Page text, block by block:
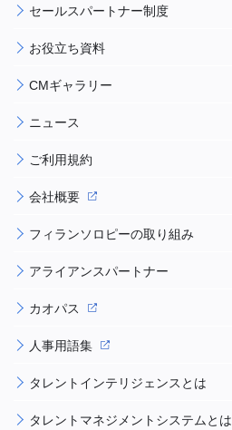
セールスパートナー制度
お役立ち資料
CMギャラリー
ニュース
ご利用規約
会社概要
フィランソロピーの取り組み
アライアンスパートナー
カオパス
人事用語集
タレントインテリジェンスとは
タレントマネジメントシステムとは